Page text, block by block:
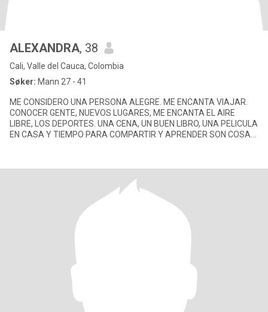
ALEXANDRA, 38
Cali, Valle del Cauca, Colombia
Søker: Mann 27 - 41
ME CONSIDERO UNA PERSONA ALEGRE. ME ENCANTA VIAJAR.
CONOCER GENTE, NUEVOS LUGARES, ME ENCANTA EL AIRE
LIBRE, LOS DEPORTES. UNA CENA, UN BUEN LIBRO, UNA PELICULA
EN CASA Y TIEMPO PARA COMPARTIR Y APRENDER SON COSAS